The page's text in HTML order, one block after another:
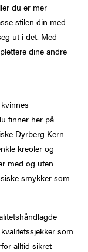
du er mer
stilen din med
ut i det. Med
dine andre
finner her på
Dyrberg Kern-
kreoler og
med og uten
smykker som
som
alltid sikret